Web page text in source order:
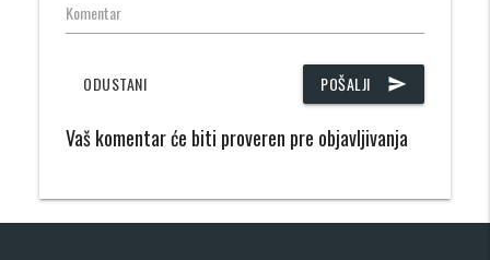
Komentar
POŠALJI send
ODUSTANI
Vaš komentar će biti proveren pre objavljivanja